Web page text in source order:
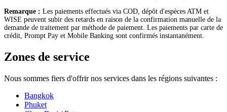
Remarque : Les paiements effectués via COD, dépôt d'espèces ATM et
WISE peuvent subir des retards en raison de la confirmation manuelle de la
demande de traitement par méthode de paiement. Les paiements par carte de
crédit, Prompt Pay et Mobile Banking sont confirmés instantanément.
Zones de service
Nous sommes fiers d'offrir nos services dans les régions suivantes :
Bangkok
Phuket